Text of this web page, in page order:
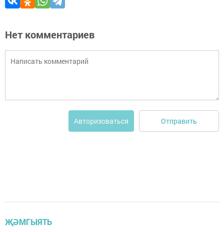
Нет комментариев
Авторизоваться Отправить
ҖӘМГЫЯТЬ